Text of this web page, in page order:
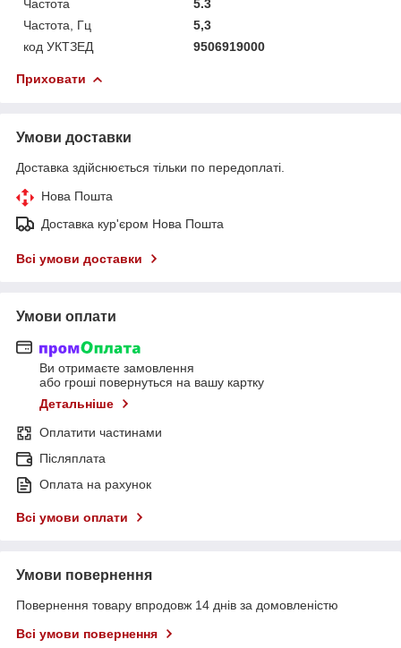
Частота
5.3
Частота, Гц
5,3
код УКТЗЕД
9506919000
Приховати
Умови доставки
Доставка здійснюється тільки по передоплаті.
Нова Пошта
Доставка кур'єром Нова Пошта
Всі умови доставки
Умови оплати
Ви отримаєте замовлення
або гроші повернуться на вашу картку
Детальніше
Оплатити частинами
Післяплата
Оплата на рахунок
Всі умови оплати
Умови повернення
Повернення товару впродовж 14 днів за домовленістю
Всі умови повернення